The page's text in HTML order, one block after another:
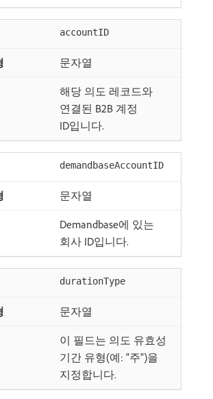
accountID
문자열
해당 의도 레코드와
연결된 B2B 계정
ID입니다.
demandbaseAccountID
문자열
Demandbase에 있는
회사 ID입니다.
durationType
문자열
이 필드는 의도 유효성
기간 유형(예: “주”)을
지정합니다.